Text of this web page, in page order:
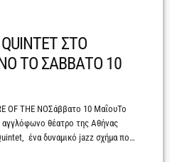
ΣΤΟ
ΤΟ ΣΑΒΒΑΤΟ 10
OF THE NOΣάββατο 10 ΜαΐουΤο
αγγλόφωνο θέατρο της Αθήνας
ένα δυναμικό jazz σχήμα που
με σύγχρονες μουσικές επιρροές.